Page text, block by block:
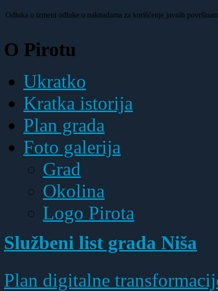
Odluka o izmeni odluke о naknadama za korišćenje javnih
O Pirotu
Ukratko
Kratka istorija
Plan grada
Foto galerija
Grad
Okolina
Logo Pirota
Službeni list grada Niša
Plan digitalne